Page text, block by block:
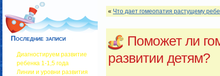
Последние записи
Диагностируем развитие
ребенка 1-1,5 года
Линии и уровни развития
« Что дает гомеопатия растущему
Поможет ли
развитии детям?